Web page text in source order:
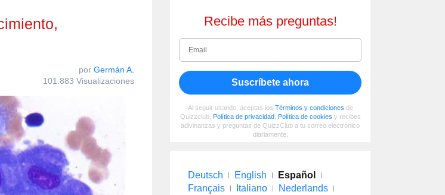
por Germán A.
101.883 Visualizaciones
Recibe más preguntas!
Suscríbete ahora
Al seguir usando, aceptas los Términos y condiciones de
Quizzclub, Política de privacidad, Política de cookies y recibes
adivinanzas y preguntas de QuizzClub a tu correo electrónico
diariamente.
Deutsch English
Español
Français
Italiano
Nederlands